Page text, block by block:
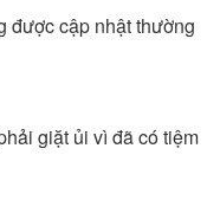
được cập nhật thường
giặt ủi vì đã có tiệm